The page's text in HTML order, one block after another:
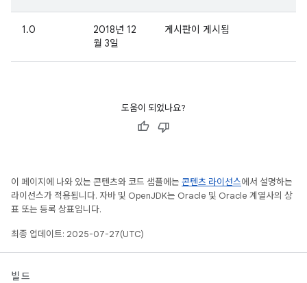
1.0
2018년 12
월 3일
게시판이 게시됨
도움이 되었나요?
이 페이지에 나와 있는 콘텐츠와 코드 샘플에는 콘텐츠 라이선스에서 설명하는
라이선스가 적용됩니다. 자바 및 OpenJDK는 Oracle 및 Oracle 계열사의 상
표 또는 등록 상표입니다.
최종 업데이트: 2025-07-27(UTC)
빌드